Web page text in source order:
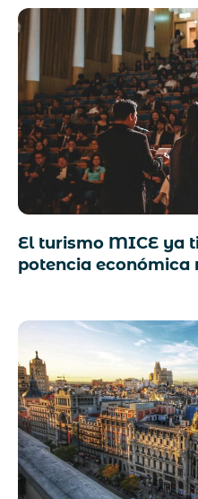
El turismo MICE ya
potencia económica